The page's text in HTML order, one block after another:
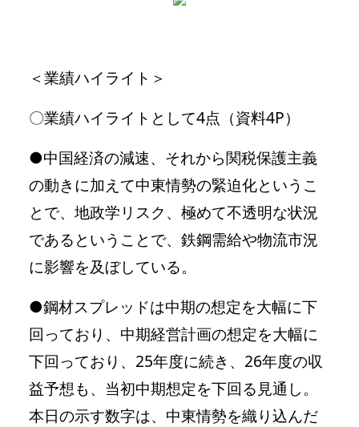
＜業績ハイライト＞
〇業績ハイライトとして4点（資料4P）
●中国経済の減速、それから関税保護主義
の動きに加えて中東情勢の緊迫化というこ
とで、地政学リスク、極めて不透明な状況
であるということで、鉄鋼需給や物流市況
に影響を及ぼしている。
●鋼材スプレッドは中期の想定を大幅に下
回っており、中期経営計画の想定を大幅に
下回っており、25年度に続き、26年度の収
益予想も、当初中期想定を下回る見通し。
本日の示す数字は、中東情勢を織り込んだ